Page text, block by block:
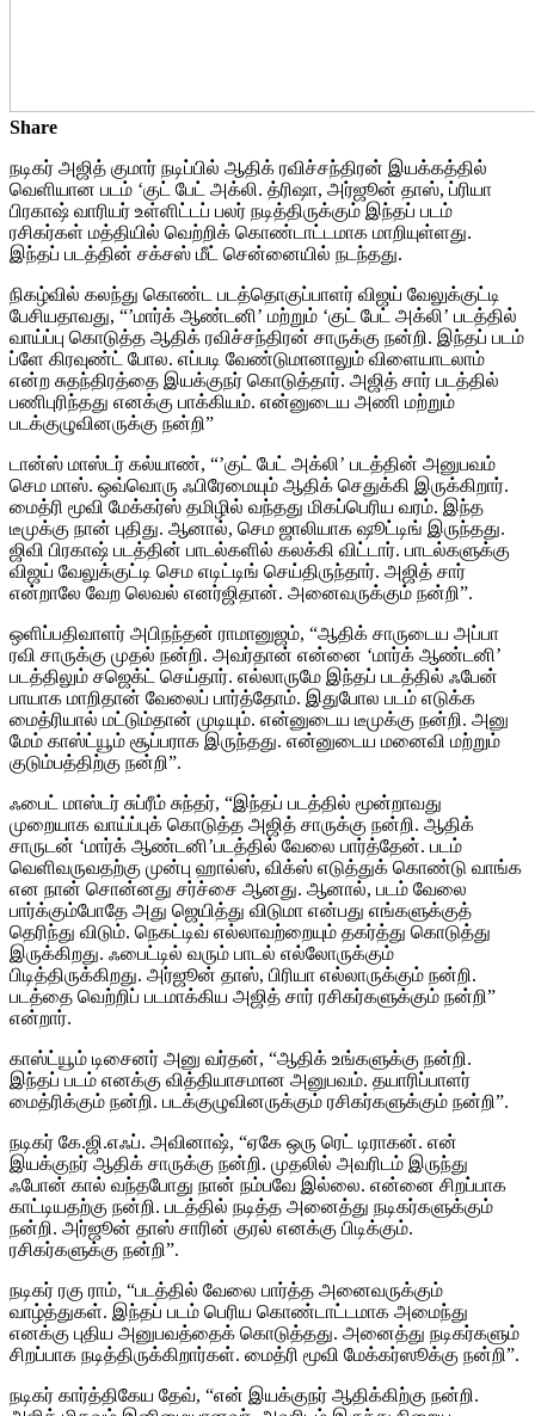
Share
நடிகர் அஜித் குமார் நடிப்பில் ஆதிக் ரவிச்சந்திரன் இயக்கத்தில்
வெளியான படம் ‘குட் பேட் அக்லி. த்ரிஷா, அர்ஜூன் தாஸ், ப்ரியா
பிரகாஷ் வாரியர் உள்ளிட்டப் பலர் நடித்திருக்கும் இந்தப் படம்
ரசிகர்கள் மத்தியில் வெற்றிக் கொண்டாட்டமாக மாறியுள்ளது.
இந்தப் படத்தின் சக்சஸ் மீட் சென்னையில் நடந்தது.
நிகழ்வில் கலந்து கொண்ட படத்தொகுப்பாளர் விஜய் வேலுக்குட்டி
பேசியதாவது, “’மார்க் ஆண்டனி’ மற்றும் ‘குட் பேட் அக்லி’ படத்தில்
வாய்ப்பு கொடுத்த ஆதிக் ரவிச்சந்திரன் சாருக்கு நன்றி. இந்தப் படம்
ப்ளே கிரவுண்ட் போல. எப்படி வேண்டுமானாலும் விளையாடலாம்
என்ற சுதந்திரத்தை இயக்குநர் கொடுத்தார். அஜித் சார் படத்தில்
பணிபுரிந்தது எனக்கு பாக்கியம். என்னுடைய அணி மற்றும்
படக்குழுவினருக்கு நன்றி”
டான்ஸ் மாஸ்டர் கல்யாண், “’குட் பேட் அக்லி’ படத்தின் அனுபவம்
செம மாஸ். ஒவ்வொரு ஃபிரேமையும் ஆதிக் செதுக்கி இருக்கிறார்.
மைத்ரி மூவி மேக்கர்ஸ் தமிழில் வந்தது மிகப்பெரிய வரம். இந்த
டீமுக்கு நான் புதிது. ஆனால், செம ஜாலியாக ஷூட்டிங் இருந்தது.
ஜிவி பிரகாஷ் படத்தின் பாடல்களில் கலக்கி விட்டார். பாடல்களுக்கு
விஜய் வேலுக்குட்டி செம எடிட்டிங் செய்திருந்தார். அஜித் சார்
என்றாலே வேற லெவல் எனர்ஜிதான். அனைவருக்கும் நன்றி”.
ஒளிப்பதிவாளர் அபிநந்தன் ராமானுஜம், “ஆதிக் சாருடைய அப்பா
ரவி சாருக்கு முதல் நன்றி. அவர்தான் என்னை ‘மார்க் ஆண்டனி’
படத்திலும் சஜெக்ட் செய்தார். எல்லாருமே இந்தப் படத்தில் ஃபேன்
பாயாக மாறிதான் வேலைப் பார்த்தோம். இதுபோல படம் எடுக்க
மைத்ரியால் மட்டும்தான் முடியும். என்னுடைய டீமுக்கு நன்றி. அனு
மேம் காஸ்ட்யூம் சூப்பராக இருந்தது. என்னுடைய மனைவி மற்றும்
குடும்பத்திற்கு நன்றி”.
ஃபைட் மாஸ்டர் சுப்ரீம் சுந்தர், “இந்தப் படத்தில் மூன்றாவது
முறையாக வாய்ப்புக் கொடுத்த அஜித் சாருக்கு நன்றி. ஆதிக்
சாருடன் ‘மார்க் ஆண்டனி’படத்தில் வேலை பார்த்தேன். படம்
வெளிவருவதற்கு முன்பு ஹால்ஸ், விக்ஸ் எடுத்துக் கொண்டு வாங்க
என நான் சொன்னது சர்ச்சை ஆனது. ஆனால், படம் வேலை
பார்க்கும்போதே அது ஜெயித்து விடுமா என்பது எங்களுக்குத்
தெரிந்து விடும். நெகட்டிவ் எல்லாவற்றையும் தகர்த்து கொடுத்து
இருக்கிறது. ஃபைட்டில் வரும் பாடல் எல்லோருக்கும்
பிடித்திருக்கிறது. அர்ஜூன் தாஸ், பிரியா எல்லாருக்கும் நன்றி.
படத்தை வெற்றிப் படமாக்கிய அஜித் சார் ரசிகர்களுக்கும் நன்றி”
என்றார்.
காஸ்ட்யூம் டிசைனர் அனு வர்தன், “ஆதிக் உங்களுக்கு நன்றி.
இந்தப் படம் எனக்கு வித்தியாசமான அனுபவம். தயாரிப்பாளர்
மைத்ரிக்கும் நன்றி. படக்குழுவினருக்கும் ரசிகர்களுக்கும் நன்றி”.
நடிகர் கே.ஜி.எஃப். அவினாஷ், “ஏகே ஒரு ரெட் டிராகன். என்
இயக்குநர் ஆதிக் சாருக்கு நன்றி. முதலில் அவரிடம் இருந்து
ஃபோன் கால் வந்தபோது நான் நம்பவே இல்லை. என்னை சிறப்பாக
காட்டியதற்கு நன்றி. படத்தில் நடித்த அனைத்து நடிகர்களுக்கும்
நன்றி. அர்ஜூன் தாஸ் சாரின் குரல் எனக்கு பிடிக்கும்.
ரசிகர்களுக்கு நன்றி”.
நடிகர் ரகு ராம், “படத்தில் வேலை பார்த்த அனைவருக்கும்
வாழ்த்துகள். இந்தப் படம் பெரிய கொண்டாட்டமாக அமைந்து
எனக்கு புதிய அனுபவத்தைக் கொடுத்தது. அனைத்து நடிகர்களும்
சிறப்பாக நடித்திருக்கிறார்கள். மைத்ரி மூவி மேக்கர்ஸூக்கு நன்றி”.
நடிகர் கார்த்திகேய தேவ், “என் இயக்குநர் ஆதிக்கிற்கு நன்றி.